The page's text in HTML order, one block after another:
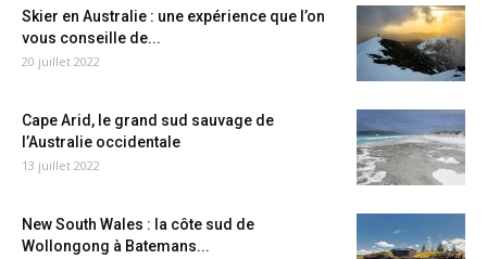
Skier en Australie : une expérience que l’on
vous conseille de...
20 juillet 2022
Cape Arid, le grand sud sauvage de
l’Australie occidentale
13 juillet 2022
New South Wales : la côte sud de
Wollongong à Batemans...